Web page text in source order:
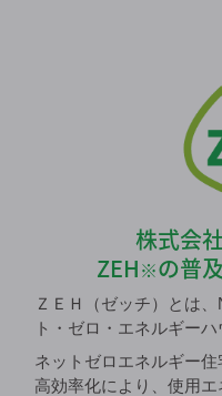
株式会
ZEH※の普
ＺＥＨ（ゼッチ）とは
ト・ゼロ・エネルギーハ
ネットゼロエネルギー
高効率化により、使用